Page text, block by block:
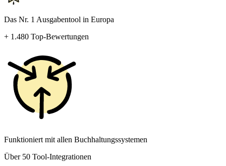
Das Nr. 1 Ausgabentool in Europa
+ 1.480 Top-Bewertungen
Funktioniert mit allen Buchhaltungssystemen
Über 50 Tool-Integrationen